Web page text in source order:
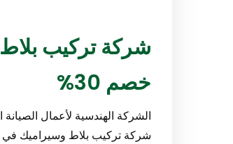
خصم 30%
الشركة الهندسية لأعمال
شركة تركيب بلاط وسيراميك في